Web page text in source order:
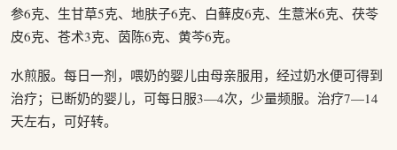
参6克、生甘草5克、地肤子6克、白藓皮6克、生薏米6克、茯苓
皮6克、苍术3克、茵陈6克、黄芩6克。
水煎服。每日一剂，喂奶的婴儿由母亲服用，经过奶水便可得到
治疗；已断奶的婴儿，可每日服3—4次，少量频服。治疗7—14
天左右，可好转。